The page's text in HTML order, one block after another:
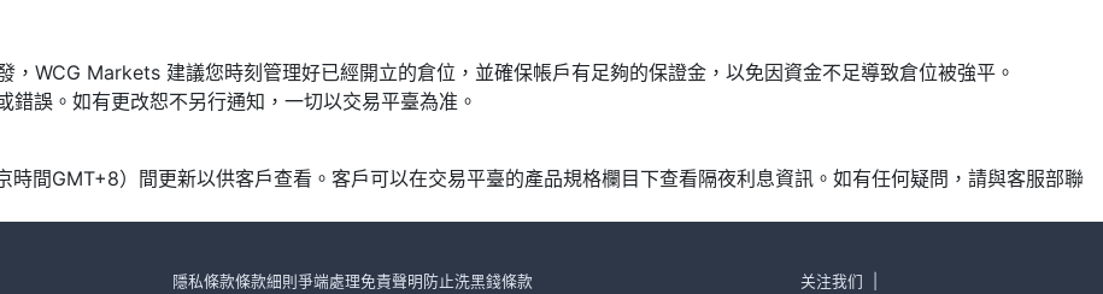
WCG Markets 建議您時刻管理好已經開立的倉位，並確保帳戶有足夠的保證金，以免因資金不足導致倉位被強平。
誤。如有更改恕不另行通知，一切以交易平臺為准。
間GMT+8）間更新以供客戶查看。客戶可以在交易平臺的產品規格欄目下查看隔夜利息資訊。如有任何疑問，請與客服部聯
隱私條款條款細則 爭端處理免責聲明 防止洗黑錢條款 关注我们